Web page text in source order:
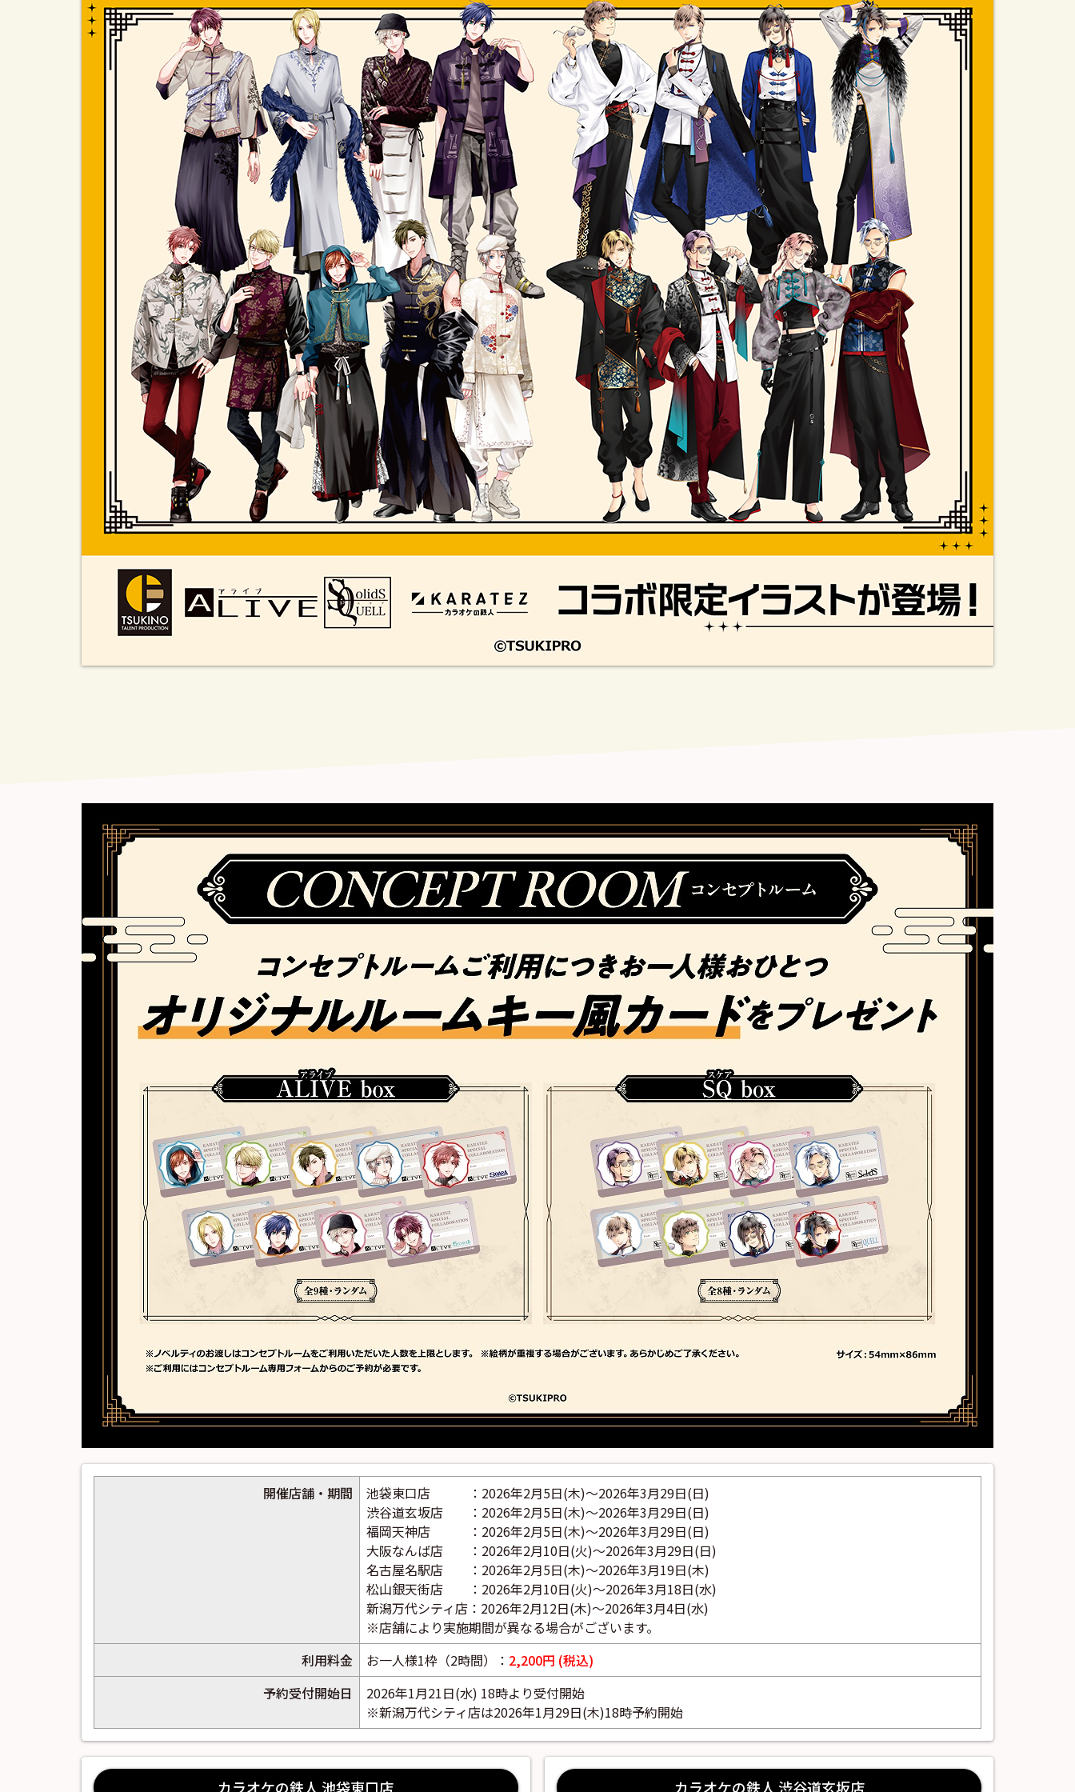
開催店舗・期間
池袋東口店 ：2026年2月5日(木)～2026年3月29日(日)
渋谷道玄坂店 ：2026年2月5日(木)～2026年3月29日(日)
福岡天神店 ：2026年2月5日(木)～2026年3月29日(日)
大阪なんば店 ：2026年2月10日(火)～2026年3月29日(日)
名古屋名駅店 ：2026年2月5日(木)～2026年3月19日(木)
松山銀天街店 ：2026年2月10日(火)～2026年3月18日(水)
新潟万代シティ店：2026年2月12日(木)～2026年3月4日(水)
※店舗により実施期間が異なる場合がございます。
利用料金
お一人様1枠（2時間）： 2,200円 (税込)
予約受付開始日
2026年1月21日(水) 18時より受付開始
※新潟万代シティ店は2026年1月29日(木)18時予約開始
カラオケの鉄人 池袋東口店 カラオケの鉄人 渋谷道玄坂店